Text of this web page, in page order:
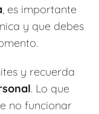
, es importante
y que debes
y recuerda
. Lo que
no funcionar